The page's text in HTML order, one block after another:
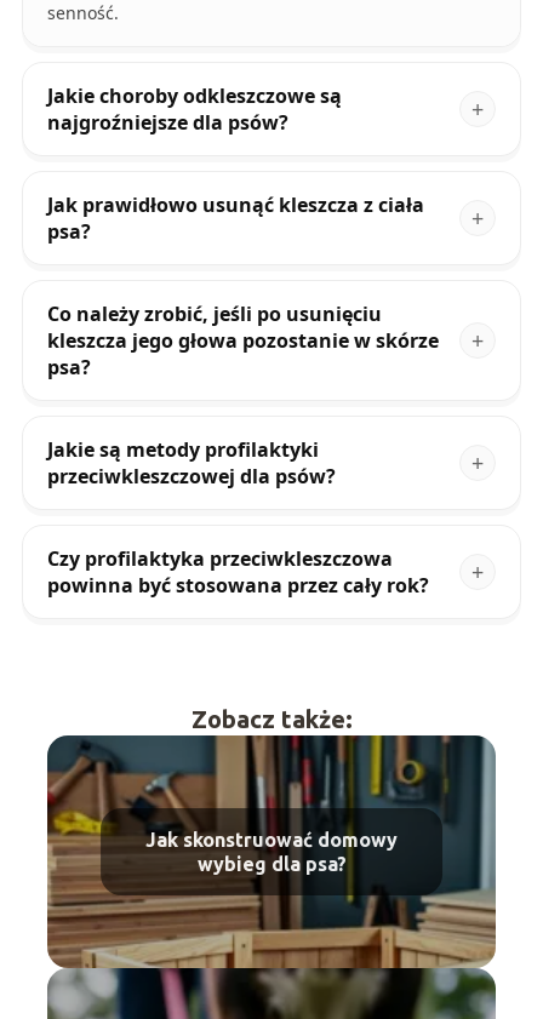
senność.
Jakie choroby odkleszczowe są
najgroźniejsze dla psów?
Jak prawidłowo usunąć kleszcza z ciała
psa?
Co należy zrobić, jeśli po usunięciu
kleszcza jego głowa pozostanie w skórze
psa?
Jakie są metody profilaktyki
przeciwkleszczowej dla psów?
Czy profilaktyka przeciwkleszczowa
powinna być stosowana przez cały rok?
Zobacz także:
Jak skonstruować domowy
wybieg dla psa?